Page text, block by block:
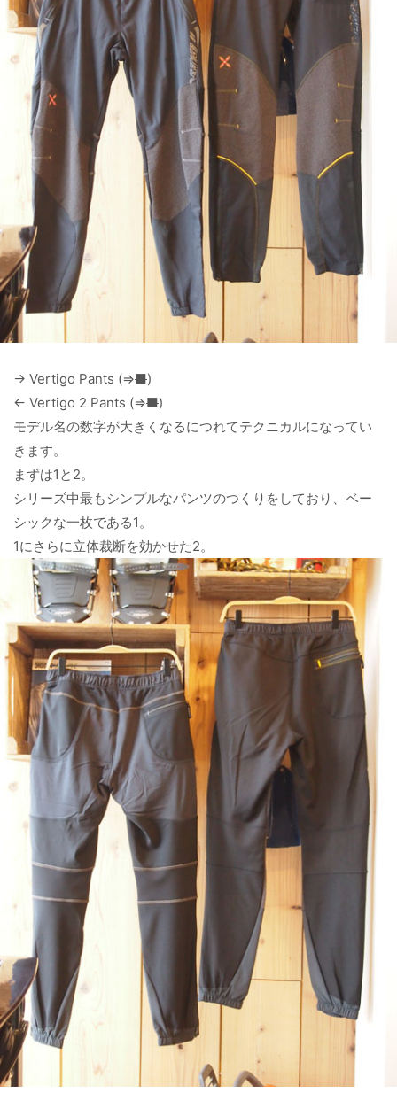
→ Vertigo Pants (⇒■)
← Vertigo 2 Pants (⇒■)
モデル名の数字が大きくなるにつれてテクニカルになってい
きます。
まずは1と2。
シリーズ中最もシンプルなパンツのつくりをしており、ベー
シックな一枚である1。
1にさらに立体裁断を効かせた2。